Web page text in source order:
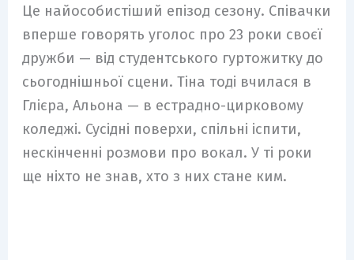
Це найособистіший епізод сезону. Співачки
вперше говорять уголос про 23 роки своєї
дружби — від студентського гуртожитку до
сьогоднішньої сцени. Тіна тоді вчилася в
Глієра, Альона — в естрадно-цирковому
коледжі. Сусідні поверхи, спільні іспити,
нескінченні розмови про вокал. У ті роки
ще ніхто не знав, хто з них стане ким.